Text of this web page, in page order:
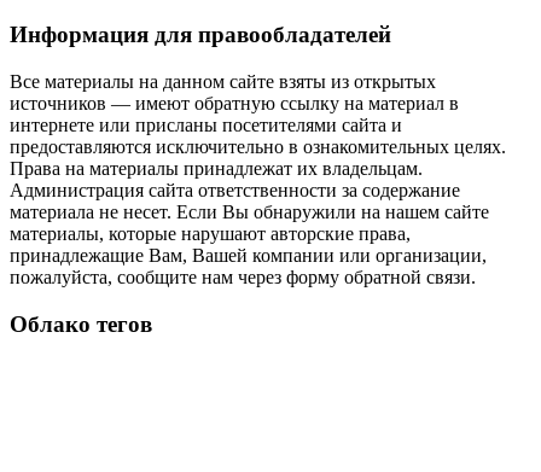
Информация для правообладателей
Все материалы на данном сайте взяты из открытых
источников — имеют обратную ссылку на материал в
интернете или присланы посетителями сайта и
предоставляются исключительно в ознакомительных целях.
Права на материалы принадлежат их владельцам.
Администрация сайта ответственности за содержание
материала не несет. Если Вы обнаружили на нашем сайте
материалы, которые нарушают авторские права,
принадлежащие Вам, Вашей компании или организации,
пожалуйста, сообщите нам через форму обратной связи.
Облако тегов